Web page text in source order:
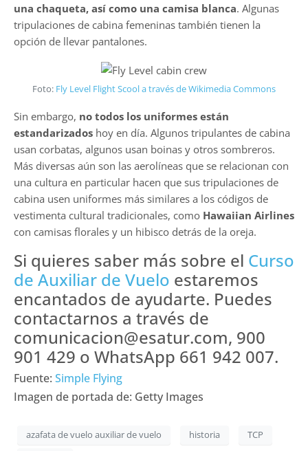
una chaqueta, así como una camisa blanca. Algunas
tripulaciones de cabina femeninas también tienen la
opción de llevar pantalones.
Foto: Fly Level Flight Scool a través de Wikimedia Commons
Sin embargo, no todos los uniformes están
estandarizados hoy en día. Algunos tripulantes de cabina
usan corbatas, algunos usan boinas y otros sombreros.
Más diversas aún son las aerolíneas que se relacionan con
una cultura en particular hacen que sus tripulaciones de
cabina usen uniformes más similares a los códigos de
vestimenta cultural tradicionales, como Hawaiian Airlines
con camisas florales y un hibisco detrás de la oreja.
Si quieres saber más sobre el Curso
de Auxiliar de Vuelo estaremos
encantados de ayudarte. Puedes
contactarnos a través de
comunicacion@esatur.com, 900
901 429 o WhatsApp 661 942 007.
Fuente: Simple Flying
Imagen de portada de: Getty Images
azafata de vuelo auxiliar de vuelo historia TCP